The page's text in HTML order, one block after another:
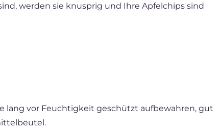
werden sie knusprig und Ihre Apfelchips sind
lang vor Feuchtigkeit geschützt aufbewahren, gut